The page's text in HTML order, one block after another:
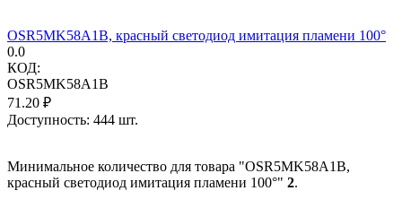
OSR5MK58A1B, красный светодиод имитация пламени 100°
0.0
КОД:
OSR5MK58A1B
71.20 ₽
Доступность: 444 шт.
Минимальное количество для товара "OSR5MK58A1B,
красный светодиод имитация пламени 100°" 2.